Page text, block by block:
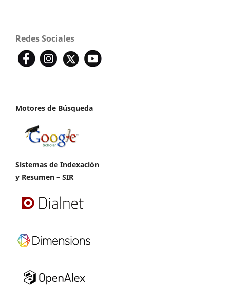
Redes Sociales
Motores de Búsqueda
Sistemas de Indexación
y Resumen – SIR